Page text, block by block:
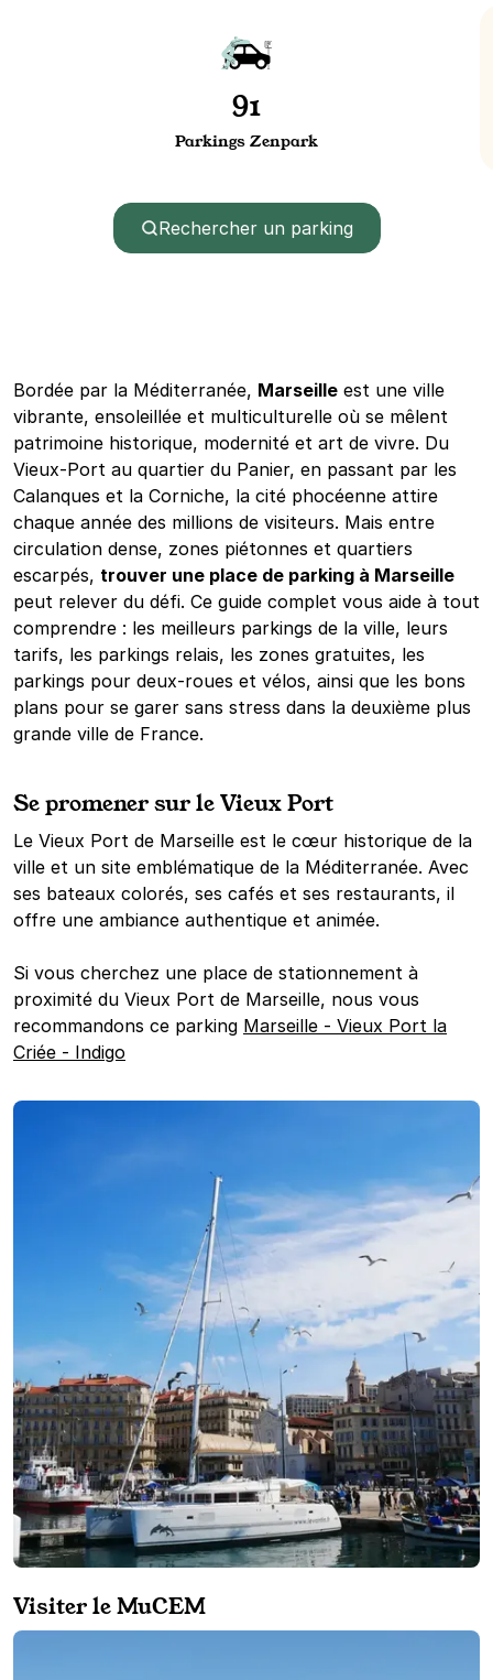
91
Parkings Zenpark
Rechercher un parking
Bordée par la Méditerranée, Marseille est une ville
vibrante, ensoleillée et multiculturelle où se mêlent
patrimoine historique, modernité et art de vivre. Du
Vieux-Port au quartier du Panier, en passant par les
Calanques et la Corniche, la cité phocéenne attire
chaque année des millions de visiteurs. Mais entre
circulation dense, zones piétonnes et quartiers
escarpés, trouver une place de parking à Marseille
peut relever du défi. Ce guide complet vous aide à tout
comprendre : les meilleurs parkings de la ville, leurs
tarifs, les parkings relais, les zones gratuites, les
parkings pour deux-roues et vélos, ainsi que les bons
plans pour se garer sans stress dans la deuxième plus
grande ville de France.
Se promener sur le Vieux Port
Le Vieux Port de Marseille est le cœur historique de la
ville et un site emblématique de la Méditerranée. Avec
ses bateaux colorés, ses cafés et ses restaurants, il
offre une ambiance authentique et animée.
Si vous cherchez une place de stationnement à
proximité du Vieux Port de Marseille, nous vous
recommandons ce parking Marseille - Vieux Port la
Criée - Indigo
Visiter le MuCEM